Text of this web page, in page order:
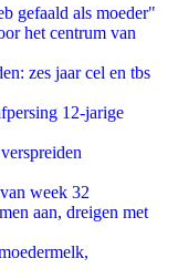
gefaald als moeder"
het centrum van
zes jaar cel en tbs
12-jarige
week 32
aan, dreigen met